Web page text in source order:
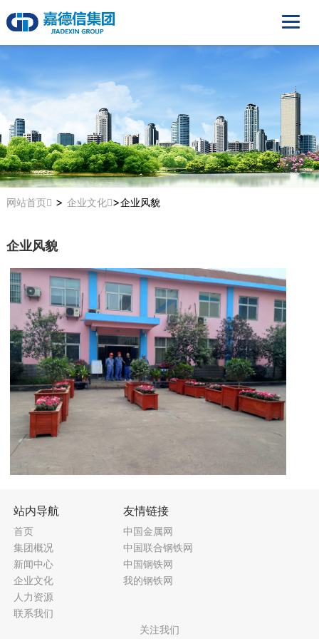
网站首页 > 企业文化 >企业风貌
企业风貌
站内导航
首页
集团概况
新闻中心
企业文化
人力资源
联系我们
友情链接
中国金属网
中国联合钢铁网
中国钢铁网
我的钢铁网
关注我们